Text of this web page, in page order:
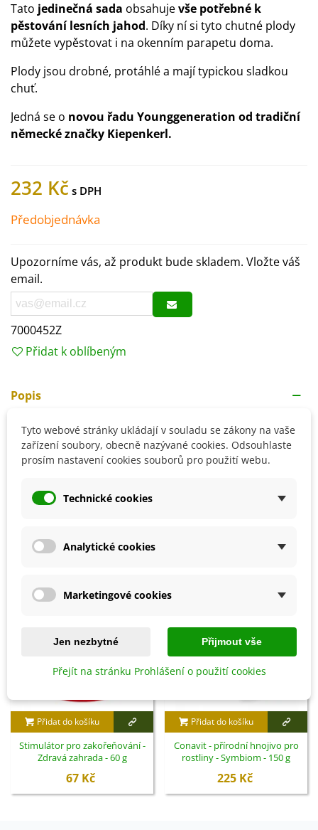
Tato jedinečná sada obsahujevše potřebné k
pěstování lesních jahod. Díky ní si tyto chutné plody
můžete vypěstovat i na okenním parapetu doma.
Plody jsou drobné, protáhlé a mají typickou sladkou
chuť.
Jedná se o novou řadu Younggeneration od tradiční
německé značky Kiepenkerl.
232 Kč
Předobjednávka
Upozorníme vás, až produkt bude skladem. Vložte váš
email.
7000452Z
Přidat k oblíbeným
Popis
Doba výsevu:březen–květen
Přidat do košíku
Stimulátor pro zakořeňování -
Zdravá zahrada - 60 g
67 Kč
Přidat do košíku
Conavit - přírodní hnojivo pro
rostliny - Symbiom - 150 g
225 Kč
Tyto webové stránky ukládají v souladu se zákony na vaše
zařízení soubory, obecně nazývané cookies. Odsouhlaste
prosím nastavení cookies souborů pro použití webu.
Technické cookies
Analytické cookies
Marketingové cookies
Jen nezbytné Přijmout vše
Přejít na stránku Prohlášení o použití cookies